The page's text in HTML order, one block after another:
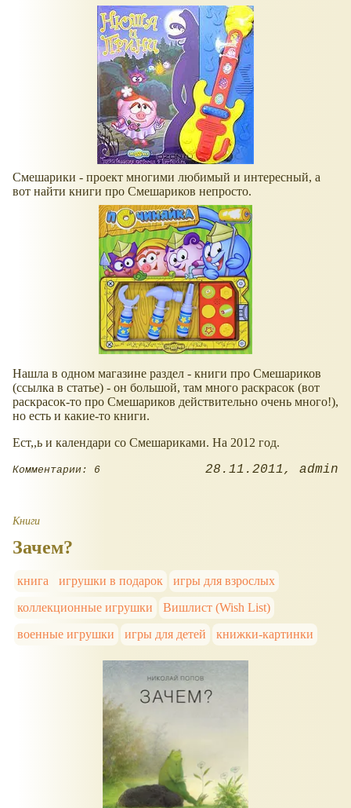
Смешарики - проект многими любимый и интересный, а
вот найти книги про Смешариков непросто.
Нашла в одном магазине раздел - книги про Смешариков
(ссылка в статье) - он большой, там много раскрасок (вот
раскрасок-то про Смешариков действительно очень много!),
но есть и какие-то книги.
Ест,,ь и календари со Смешариками. На 2012 год.
Комментарии: 6 28.11.2011 admin
Книги
Зачем?
книга игрушки в подарок
игры для взрослых
коллекционные игрушки
Вишлист (Wish List)
военные игрушки
игры для детей книжки-картинки